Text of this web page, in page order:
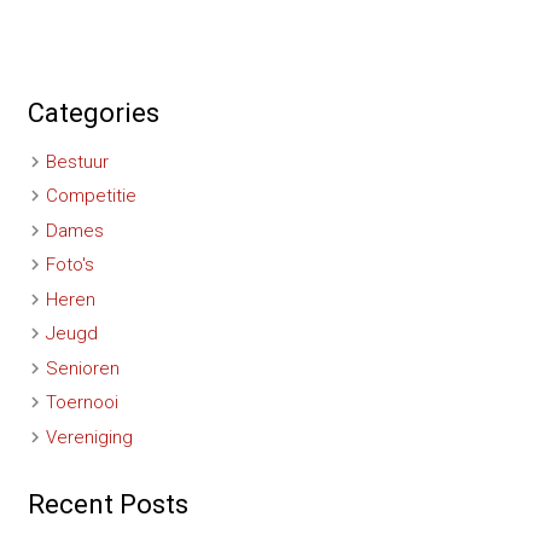
Categories
Bestuur
Competitie
Dames
Foto's
Heren
Jeugd
Senioren
Toernooi
Vereniging
Recent Posts